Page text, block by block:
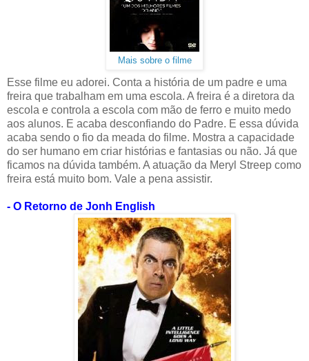
Mais sobre o filme
Esse filme eu adorei. Conta a história de um padre e uma
freira que trabalham em uma escola. A freira é a diretora da
escola e controla a escola com mão de ferro e muito medo
aos alunos. E acaba desconfiando do Padre. E essa dúvida
acaba sendo o fio da meada do filme. Mostra a capacidade
do ser humano em criar histórias e fantasias ou não. Já que
ficamos na dúvida também. A atuação da Meryl Streep como
freira está muito bom. Vale a pena assistir.
- O Retorno de Jonh English